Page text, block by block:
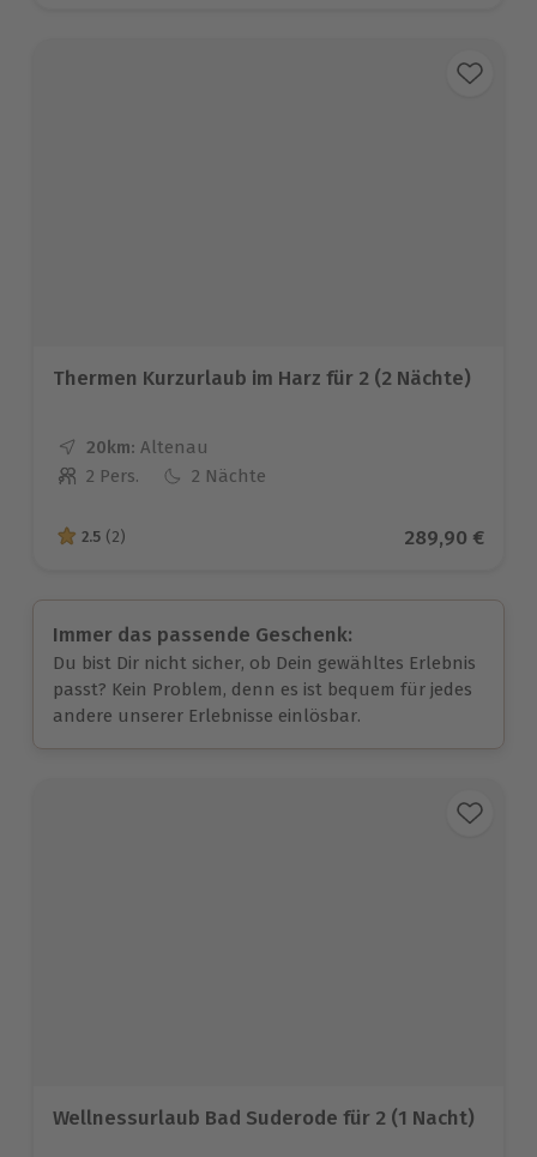
Thermen Kurzurlaub im Harz für 2 (2 Nächte)
20km: Entfernung
Standort
Altenau
Anzahl der Teilnehmer
2 Pers. 2 Nächte
2.5 von 5 Sternen basierend auf 2 Bewertungen
2.5 (2) Aktueller
289,90 €
Immer das passende Geschenk:
Du bist Dir nicht sicher, ob Dein gewähltes Erlebnis
passt? Kein Problem, denn es ist bequem für jedes
andere unserer Erlebnisse einlösbar.
Wellnessurlaub Bad Suderode für 2 (1 Nacht)